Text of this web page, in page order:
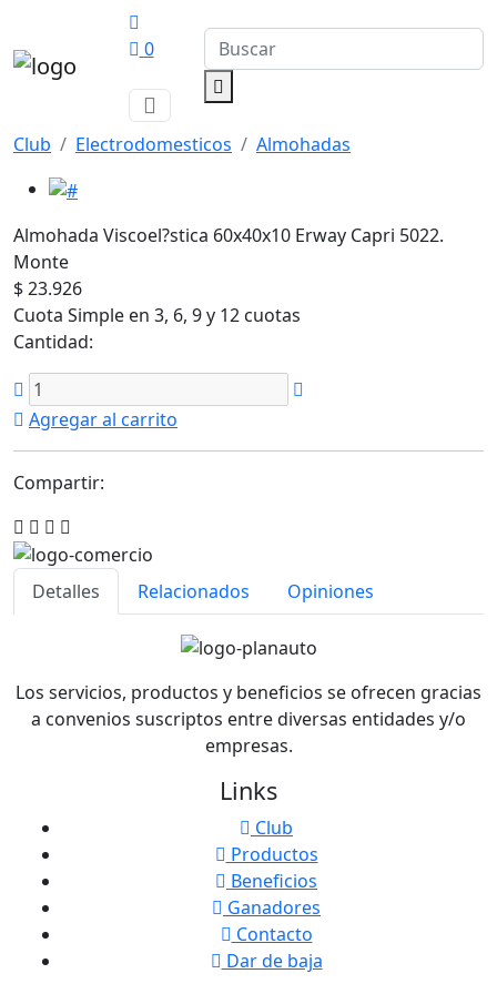
0
Club Electrodomesticos Almohadas
Almohada Viscoel?stica 60x40x10 Erway Capri 5022.
Monte
$ 23.926
Cuota Simple en 3, 6, 9 y 12 cuotas
Cantidad:
Agregar al carrito
Compartir:
Detalles Relacionados Opiniones
Los servicios, productos y beneficios se ofrecen gracias
a convenios suscriptos entre diversas entidades y/o
empresas.
Links
Club
Productos
Beneficios
Ganadores
Contacto
Dar de baja